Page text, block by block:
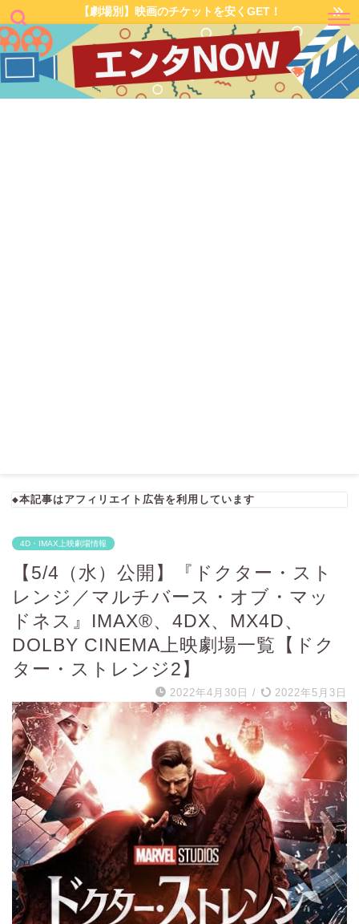
【劇場別】映画のチケットを安くGET！
◆本記事はアフィリエイト広告を利用しています
4D・IMAX上映劇場情報
【5/4（水）公開】『ドクター・スト
レンジ／マルチバース・オブ・マッ
ドネス』IMAX®、4DX、MX4D、
DOLBY CINEMA上映劇場一覧【ドク
ター・ストレンジ2】
2022年4月30日 / 2022年5月3日